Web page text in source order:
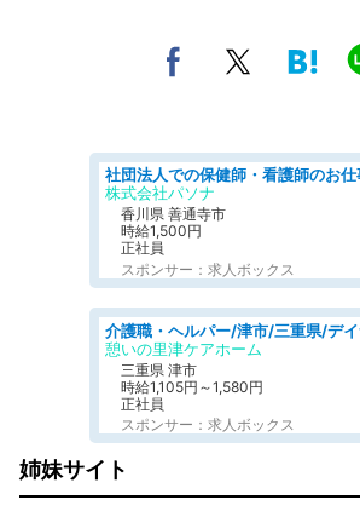
株式会社パソナ
香川県 善通寺市
時給1,500円
正社員
スポンサー：求人ボックス
憩いの里津ケアホーム
三重県 津市
時給1,105円～1,580円
正社員
スポンサー：求人ボックス
姉妹サイト